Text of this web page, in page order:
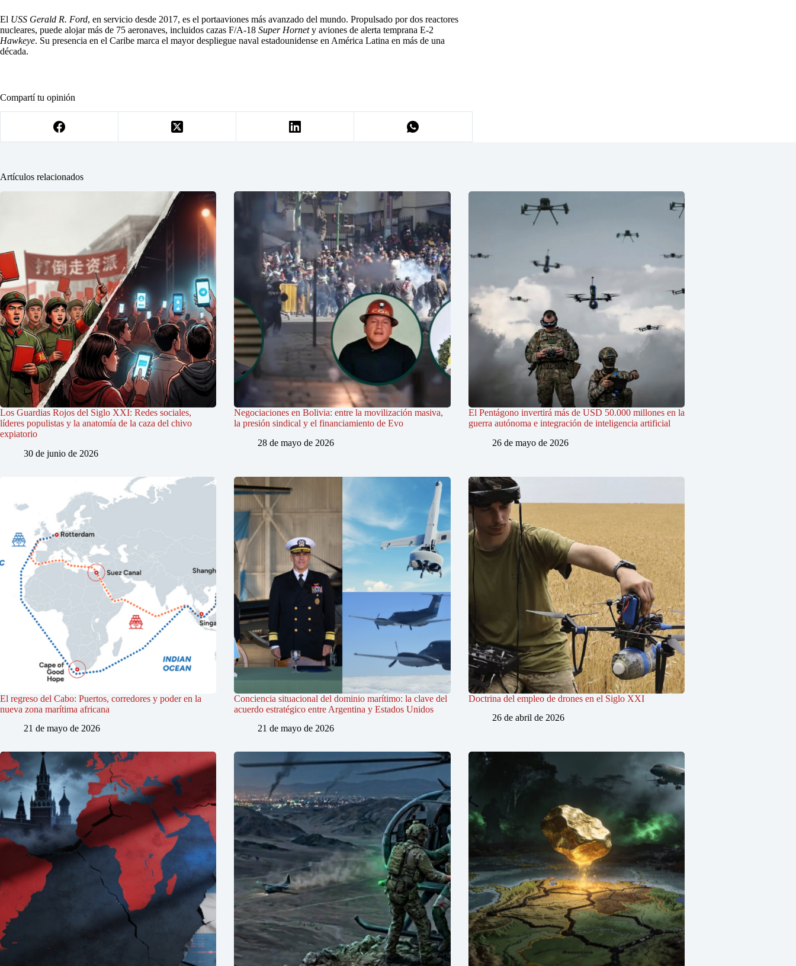
El USS Gerald R. Ford, en servicio desde 2017, es el portaaviones más avanzado del mundo. Propulsado por dos reactores
nucleares, puede alojar más de 75 aeronaves, incluidos cazas F/A-18 Super Hornety aviones de alerta temprana E-2
Hawkeye. Su presencia en el Caribe marca el mayor despliegue naval estadounidense en América Latina en más de una
década.
Compartí tu opinión
Artículos relacionados
Los Guardias Rojos del Siglo XXI: Redes sociales,
líderes populistas y la anatomía de la caza del chivo
expiatorio
30 de junio de 2026
Negociaciones en Bolivia: entre la movilización masiva,
la presión sindical y el financiamiento de Evo
28 de mayo de 2026
El Pentágono invertirá más de USD 50.000 millones en la
guerra autónoma e integración de inteligencia artificial
26 de mayo de 2026
El regreso del Cabo: Puertos, corredores y poder en la
nueva zona marítima africana
21 de mayo de 2026
Conciencia situacional del dominio marítimo: la clave del
acuerdo estratégico entre Argentina y Estados Unidos
21 de mayo de 2026
Doctrina del empleo de drones en el Siglo XXI
26 de abril de 2026